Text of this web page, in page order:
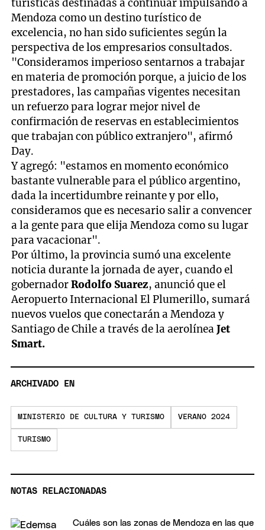
turísticas destinadas a continuar impulsando a
Mendoza como un destino turístico de
excelencia, no han sido suficientes según la
perspectiva de los empresarios consultados.
"Consideramos imperioso sentarnos a trabajar
en materia de promoción porque, a juicio de los
prestadores, las campañas vigentes necesitan
un refuerzo para lograr mejor nivel de
confirmación de reservas en establecimientos
que trabajan con público extranjero", afirmó
Day.
Y agregó: "estamos en momento económico
bastante vulnerable para el público argentino,
dada la incertidumbre reinante y por ello,
consideramos que es necesario salir a convencer
a la gente para que elija Mendoza como su lugar
para vacacionar".
Por último, la provincia sumó una excelente
noticia durante la jornada de ayer, cuando el
gobernadorRodolfo Suarez, anunció que el
Aeropuerto Internacional El Plumerillo, sumará
nuevos vuelos que conectarán a Mendoza y
Santiago de Chile a través de la aerolíneaJet
Smart.
ARCHIVADO EN
MINISTERIO DE CULTURA Y TURISMO VERANO 2024
TURISMO
NOTAS RELACIONADAS
Cuáles son las zonas de Mendoza en las que